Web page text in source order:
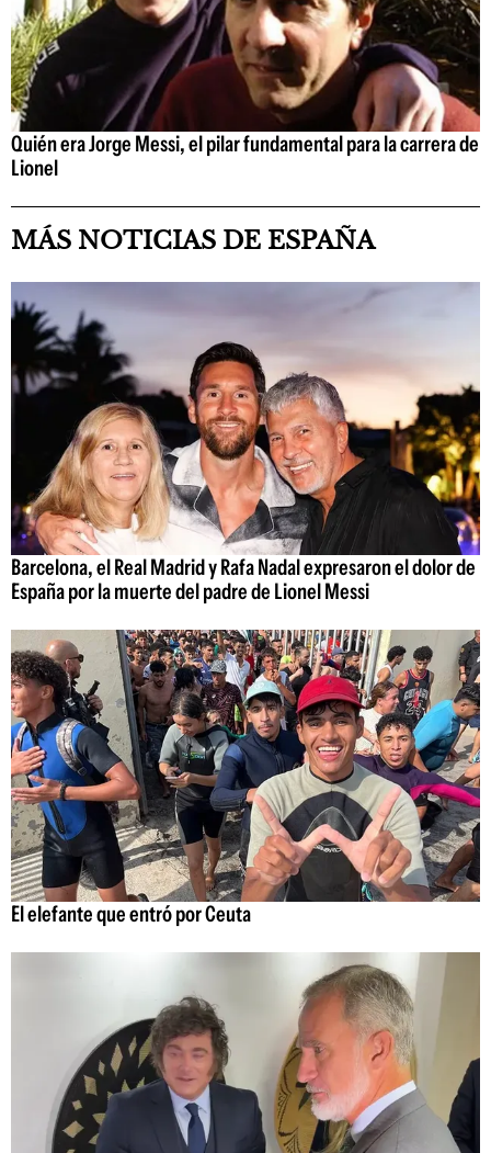
Quién era Jorge Messi, el pilar fundamental para la carrera de
Lionel
MÁS NOTICIAS DE ESPAÑA
Barcelona, el Real Madrid y Rafa Nadal expresaron el dolor de
España por la muerte del padre de Lionel Messi
El elefante que entró por Ceuta